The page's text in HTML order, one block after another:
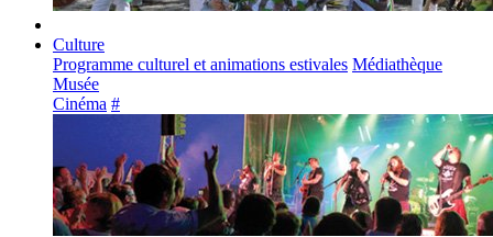
Culture
Programme culturel et animations estivales Médiathèque
Musée
Cinéma #